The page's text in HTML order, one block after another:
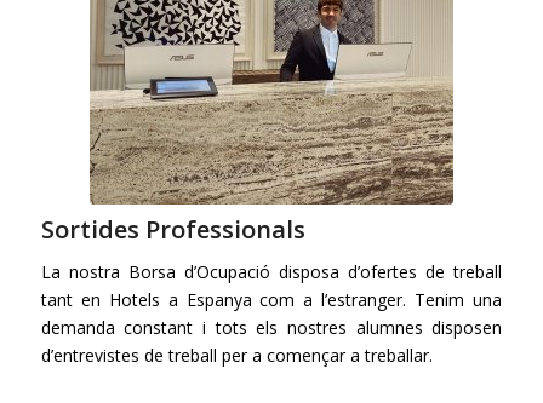
Sortides Professionals
La nostra Borsa d’Ocupació disposa d’ofertes de treball
tant en Hotels a Espanya com a l’estranger. Tenim una
demanda constant i tots els nostres alumnes disposen
d’entrevistes de treball per a començar a treballar.